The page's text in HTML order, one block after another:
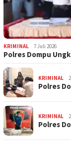
KRIMINAL 7 Juli 2026
Polres Dompu
KRIMINAL
Polres
KRIMINAL
Polres